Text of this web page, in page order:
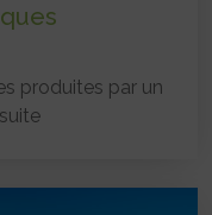
produites par un